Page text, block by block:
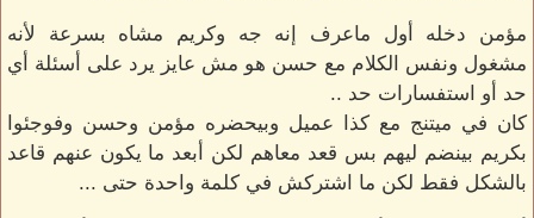
مؤمن دخله أول ماعرف إنه جه وكريم مشاه بسرعة لأنه
مشغول ونفس الكلام مع حسن هو مش عايز يرد على أسئلة أي
حد أو استفسارات حد ..
كان في ميتنج مع كذا عميل وبيحضره مؤمن وحسن وفوجئوا
بكريم بينضم ليهم بس قعد معاهم لكن أبعد ما يكون عنهم قاعد
بالشكل فقط لكن ما اشتركش في كلمة واحدة حتى ...